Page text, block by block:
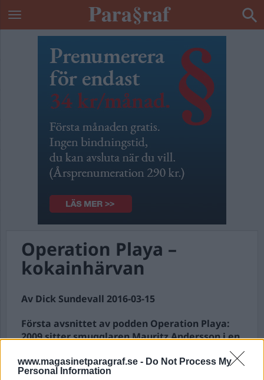
www.magasinetparagraf.se - Do Not Process My
Personal Information
Operation Playa –
kokainhärvan
Av Dick Sundevall 2016-03-15
Första avsnittet av podden Operation Playa:
2009 sitter smugglaren Mauritz Andersson i en
väntan på en motorbåt fullastad med kokain.
På andra sidan Atlanten sitter polis och